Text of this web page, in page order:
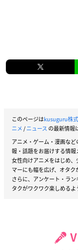
このページはkusuguru株
ニメ/ニュース の最新情報
アニメ・ゲーム・漫画な
報・話題をお届けする情報
女性向けアニメをはじめ
マーにも幅を広げ、オタク
さらに、アンケート・ラ
タクがワクワク楽しめるよ